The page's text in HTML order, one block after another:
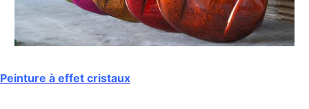
Peinture à effet cristaux